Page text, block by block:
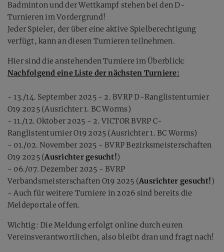
Badminton und der Wettkampf stehen bei den D-
Turnieren im Vordergrund!
Jeder Spieler, der über eine aktive Spielberechtigung
verfügt, kann an diesen Turnieren teilnehmen.
Hier sind die anstehenden Turniere im Überblick:
Nachfolgend eine Liste der nächsten Turniere:
- 13./14. September 2025 - 2. BVRP D-Ranglistenturnier
O19 2025 (Ausrichter 1. BC Worms)
- 11./12. Oktober 2025 - 2. VICTOR BVRP C-
Ranglistenturnier O19 2025 (Ausrichter 1. BC Worms)
- 01./02. November 2025 - BVRP Bezirksmeisterschaften
O19 2025 (Ausrichter gesucht!)
- 06./07. Dezember 2025 - BVRP
Verbandsmeisterschaften O19 2025 (Ausrichter gesucht!)
- Auch für weitere Turniere in 2026 sind bereits die
Meldeportale offen.
Wichtig: Die Meldung erfolgt online durch euren
Vereinsverantwortlichen, also bleibt dran und fragt nach!